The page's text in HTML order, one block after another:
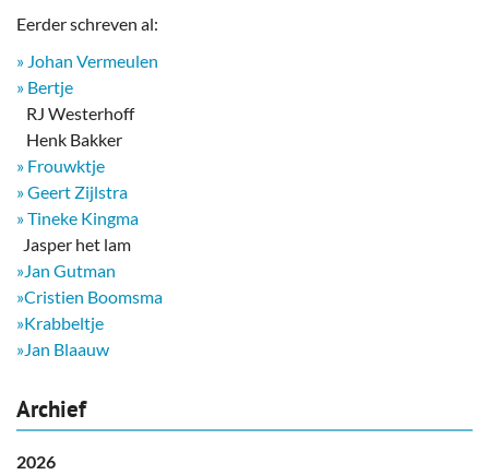
Eerder schreven al:
» Johan Vermeulen
» Bertje
RJ Westerhoff
Henk Bakker
» Frouwktje
» Geert Zijlstra
» Tineke Kingma
​ Jasper het lam
»Jan Gutman
»Cristien Boomsma
»Krabbeltje
»Jan Blaauw
Archief
2026